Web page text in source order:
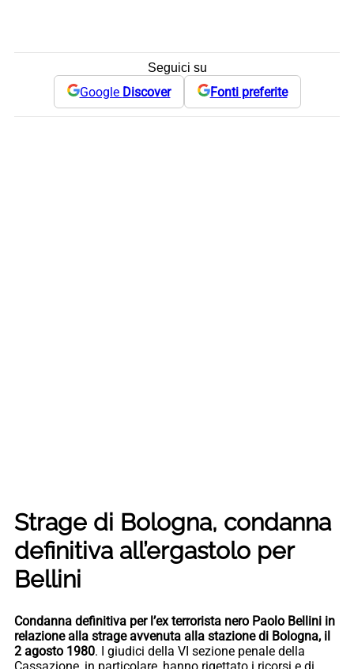
Seguici su
Google Discover Fonti preferite
Strage di Bologna, condanna
definitiva all’ergastolo per
Bellini
Condanna definitiva per l’ex terrorista nero Paolo Bellini in
relazione alla strage avvenuta alla stazione di Bologna, il
2 agosto 1980. I giudici della VI sezione penale della